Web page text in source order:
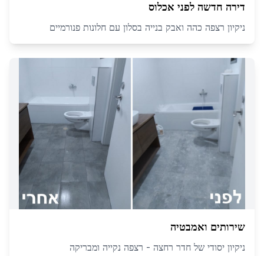
דירה חדשה לפני אכלוס
ניקיון רצפה כהה ואבק בנייה בסלון עם חלונות פנורמיים
שירותים ואמבטיה
ניקיון יסודי של חדר רחצה - רצפה נקייה ומבריקה